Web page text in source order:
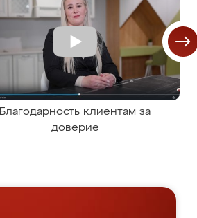
Благодарность клиентам за
доверие